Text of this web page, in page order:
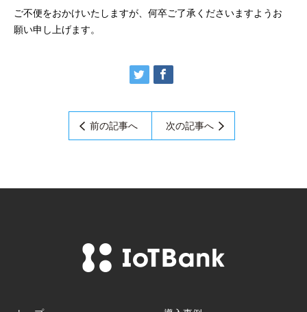
ご不便をおかけいたしますが、何卒ご了承くださいますようお
願い申し上げます。
前の記事へ 次の記事へ